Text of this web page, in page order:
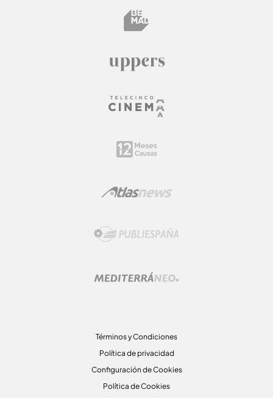
Términos y Condiciones
Política de privacidad
Configuración de Cookies
Política de Cookies